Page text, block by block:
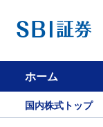
ホーム
国内株式トップ